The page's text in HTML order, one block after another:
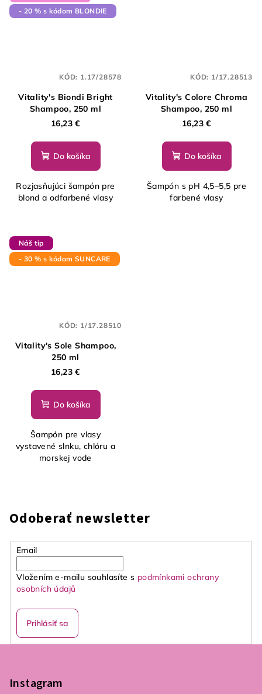
- 20 % s kódom BLONDIE
Vitality's Biondi Bright
Shampoo, 250 ml
16,23 €
Do košíka
Rozjasňujúci šampón pre
blond a odfarbené vlasy
KÓD: 1.17/28578
Vitality's Colore Chroma
Shampoo, 250 ml
16,23 €
Do košíka
Šampón s pH 4,5–5,5 pre
farbené vlasy
KÓD: 1/17.28513
Náš tip
- 30 % s kódom SUNCARE
Vitality's Sole Shampoo,
250 ml
16,23 €
Do košíka
Šampón pre vlasy
vystavené slnku, chlóru a
morskej vode
KÓD: 1/17.28510
Odoberať newsletter
Email
Vložením e-mailu souhlasíte s podmínkami ochrany
osobních údajů
Prihlásiť sa
Instagram